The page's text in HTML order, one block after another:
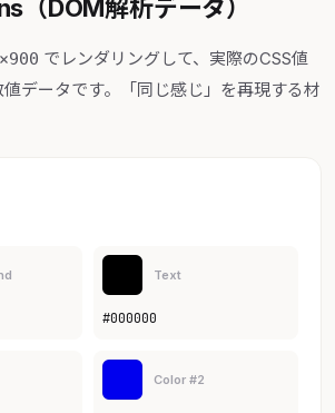
（DOM解析データ）
でレンダリングして、実際のCSS値
データです。「同じ感じ」を再現する材
Text
#000000
Color #2